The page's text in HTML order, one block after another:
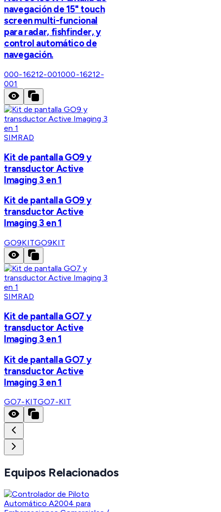
navegación de 15" touch
screen multi-funcional
para radar, fishfinder, y
control automático de
navegación.
000-16212-001000-16212-
001
SIMRAD
Kit de pantalla GO9 y
transductor Active
Imaging 3 en 1
Kit de pantalla GO9 y
transductor Active
Imaging 3 en 1
GO9KITGO9KIT
SIMRAD
Kit de pantalla GO7 y
transductor Active
Imaging 3 en 1
Kit de pantalla GO7 y
transductor Active
Imaging 3 en 1
GO7-KITGO7-KIT
Equipos Relacionados